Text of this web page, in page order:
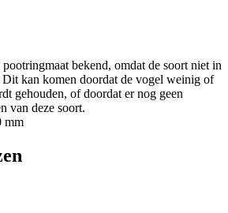
bekend, omdat de soort niet in
kan komen doordat de vogel weinig of
gehouden, of doordat er nog geen
van deze soort.
mm